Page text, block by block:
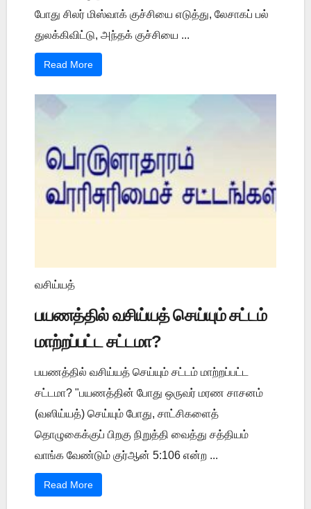
போது சிலர் மிஸ்வாக் குச்சியை எடுத்து, லேசாகப் பல்
துலக்கிவிட்டு, அந்தக் குச்சியை ...
Read More
வசிய்யத்
பயணத்தில் வசிய்யத் செய்யும் சட்டம்
மாற்றப்பட்ட சட்டமா?
பயணத்தில் வசிய்யத் செய்யும் சட்டம் மாற்றப்பட்ட
சட்டமா? "பயணத்தின் போது ஒருவர் மரண சாசனம்
(வஸிய்யத்) செய்யும் போது, சாட்சிகளைத்
தொழுகைக்குப் பிறகு நிறுத்தி வைத்து சத்தியம்
வாங்க வேண்டும் குர்ஆன் 5:106 என்ற ...
Read More